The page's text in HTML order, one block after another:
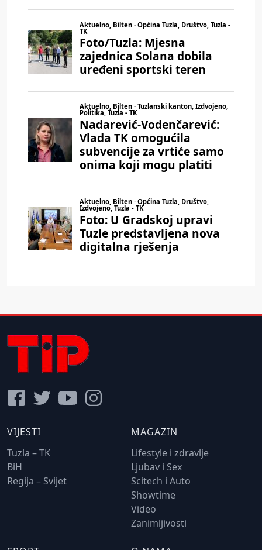
VIJESTI
Tuzla – TK
BiH
Regija – Svijet
MAGAZIN
Lifestyle i zdravlje
Ljubav i Sex
Scitech i Auto
Showtime
Video
Zanimljivosti